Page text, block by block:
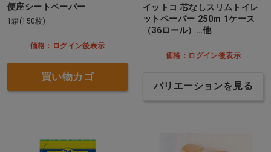
便座シートペーパー
1箱(150枚)
価格：ログイン後表示
買い物カゴ
イットコ 芯なしスリムトイレ
ットペーパー 250m 1ケース
（36ロール）…他
価格：ログイン後表示
バリエーションを見る